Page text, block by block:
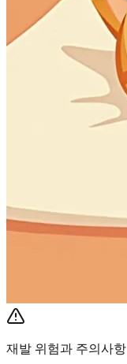
재발 위험과 주의사항